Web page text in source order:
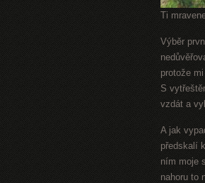
Ti
Výběr
protože
S
vzdát a
A jak
předskalí
ním moje
nahoru to